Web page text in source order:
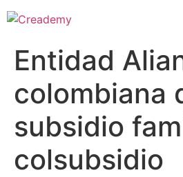
Entidad
colombiana
subsidio
colsubsidio